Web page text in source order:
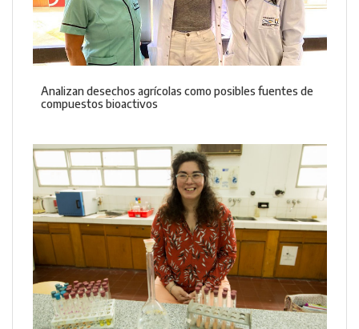
Analizan desechos agrícolas como posibles fuentes de
compuestos bioactivos